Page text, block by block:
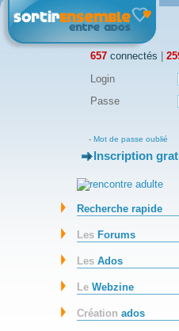
657 connectés |
Login
Passe
- Mot de passe oublié
-Inscription
Recherche rapide
Les Forums
LesAdos
LeWebzine
Créationados